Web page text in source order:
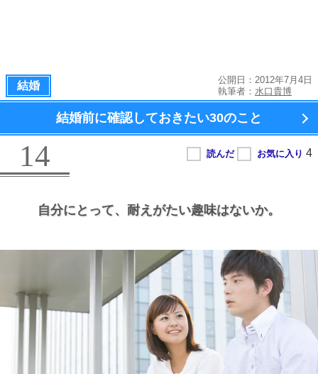
結婚
公開日：2012年7月4日
執筆者： 水口貴博
結婚前に確認しておきたい30のこと
14
自分にとって、 耐えがたい趣味はないか。